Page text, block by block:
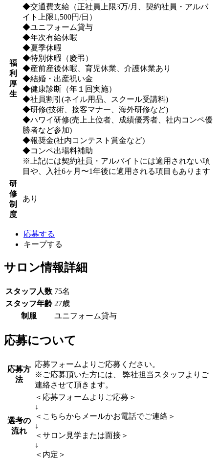
福
利
厚
生
◆交通費支給（正社員上限3万/月、契約社員・アルバ
イト上限1,500円/日）
◆ユニフォーム貸与
◆年次有給休暇
◆夏季休暇
◆特別休暇（慶弔）
◆産前産後休暇、育児休業、介護休業あり
◆結婚・出産祝い金
◆健康診断（年１回実施）
◆社員割引(ネイル用品、スクール受講料)
◆研修(技術、接客マナー、海外研修など)
◆ハワイ研修(売上上位者、成績優秀者、社内コンペ優
勝者など参加)
◆報奨金(社内コンテスト賞金など)
◆コンペ出場料補助
※上記には契約社員・アルバイトには適用されない項
目や、入社6ヶ月〜1年後に適用される項目もあります
研
修
制
度
あり
応募する
キープする
サロン情報詳細
スタッフ人数 75名
スタッフ年齢 27歳
制服
ユニフォーム貸与
応募について
応募方
法
応募フォームよりご応募ください。
※ご応募頂いた方には、 弊社担当スタッフよりご
連絡させて頂きます。
選考の
流れ
＜応募フォームよりご応募＞
↓
＜こちらからメールかお電話でご連絡＞
↓
＜サロン見学または面接＞
↓
＜内定＞